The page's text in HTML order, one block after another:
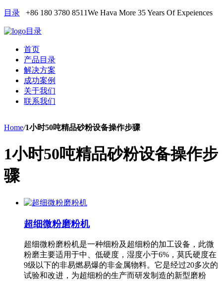
目录 +86 180 3780 8511We Hava More 35 Years Of Expeiences
目录
首页
产品目录
解决方案
成功案例
关于我们
联系我们
Home/1小时50吨精品砂粉设备操作步骤
1小时50吨精品砂粉设备操作步
骤
超细微粉磨粉机
超细微粉磨粉机是一种细粉及超细粉的加工设备，此微
粉磨主要适用于中、低硬度，湿度小于6%，莫氏硬度在
9级以下的非易燃易爆的非金属物料。它是经过20多次的
试验和改进，为超细粉的生产而研发制造的新型磨粉